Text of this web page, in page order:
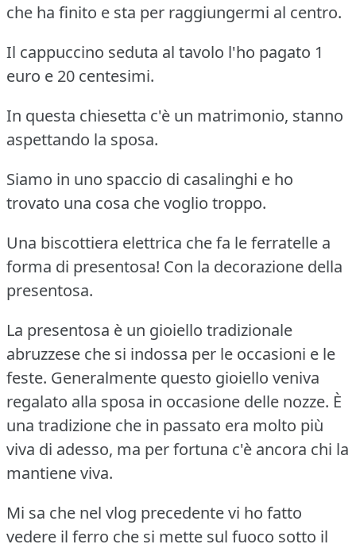
che ha finito e sta per raggiungermi al centro.
Il cappuccino seduta al tavolo l'ho pagato 1
euro e 20 centesimi.
In questa chiesetta c'è un matrimonio, stanno
aspettando la sposa.
Siamo in uno spaccio di casalinghi e ho
trovato una cosa che voglio troppo.
Una biscottiera elettrica che fa le ferratelle a
forma di presentosa! Con la decorazione della
presentosa.
La presentosa è un gioiello tradizionale
abruzzese che si indossa per le occasioni e le
feste. Generalmente questo gioiello veniva
regalato alla sposa in occasione delle nozze. È
una tradizione che in passato era molto più
viva di adesso, ma per fortuna c'è ancora chi la
mantiene viva.
Mi sa che nel vlog precedente vi ho fatto
vedere il ferro che si mette sul fuoco sotto il